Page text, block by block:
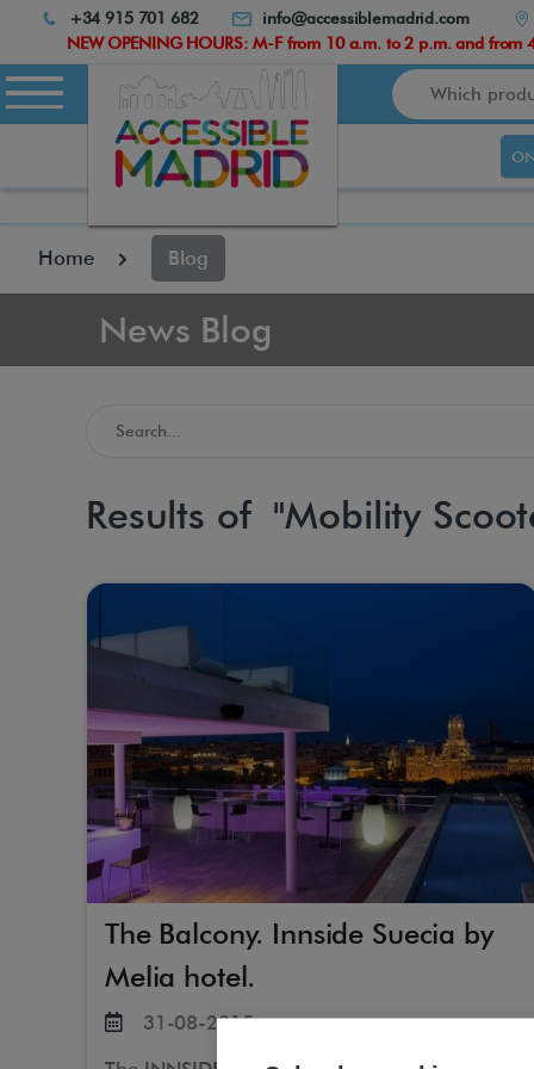
Atención:
sitio
cuenta
con
de
Control-
el
+34 915 701 682 info@accessiblemadrid.com
NEW OPENING HOURS: M-F from 10 a.m. to 2 p.m. and from
Search
Home Blog
News Blog
Search in the Accessible Madrid Blog
Results of "Mobility
The Balcony. Innside Suecia by
Melia hotel.
31-08-2015